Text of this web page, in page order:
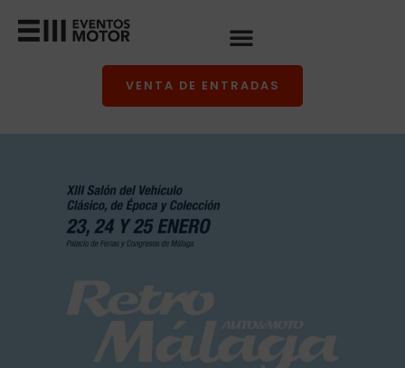
VENTA DE ENTRADAS